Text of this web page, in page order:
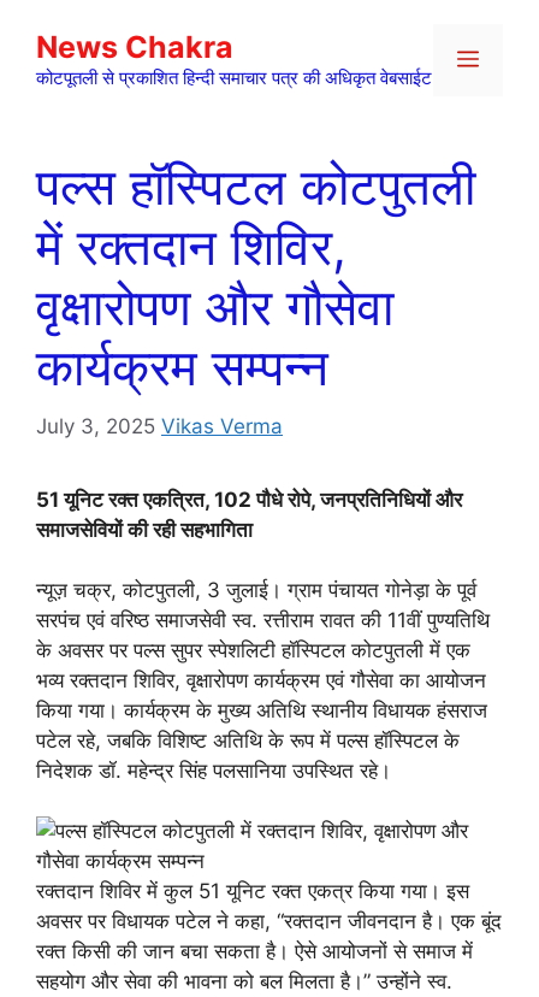
content
News Chakra
कोटपूतली से प्रकाशित हिन्दी समाचार पत्र की अधिकृत वेबसाईट
Menu
पल्स हॉस्पिटल कोटपुतली
में रक्तदान शिविर,
वृक्षारोपण और गौसेवा
कार्यक्रम सम्पन्न
July 3, 2025 Vikas Verma
51 यूनिट रक्त एकत्रित, 102 पौधे रोपे, जनप्रतिनिधियों और
समाजसेवियों की रही सहभागिता
न्यूज़ चक्र, कोटपुतली, 3 जुलाई। ग्राम पंचायत गोनेड़ा के पूर्व
सरपंच एवं वरिष्ठ समाजसेवी स्व. रत्तीराम रावत की 11वीं पुण्यतिथि
के अवसर पर पल्स सुपर स्पेशलिटी हॉस्पिटल कोटपुतली में एक
भव्य रक्तदान शिविर, वृक्षारोपण कार्यक्रम एवं गौसेवा का आयोजन
किया गया। कार्यक्रम के मुख्य अतिथि स्थानीय विधायक हंसराज
पटेल रहे, जबकि विशिष्ट अतिथि के रूप में पल्स हॉस्पिटल के
निदेशक डॉ. महेन्द्र सिंह पलसानिया उपस्थित रहे।
रक्तदान शिविर में कुल 51 यूनिट रक्त एकत्र किया गया। इस
अवसर पर विधायक पटेल ने कहा, “रक्तदान जीवनदान है। एक बूंद
रक्त किसी की जान बचा सकता है। ऐसे आयोजनों से समाज में
सहयोग और सेवा की भावना को बल मिलता है।” उन्होंने स्व.